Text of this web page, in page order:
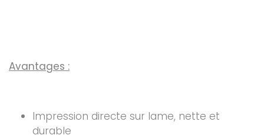
Avantages :
Impression directe sur lame, nette et
durable